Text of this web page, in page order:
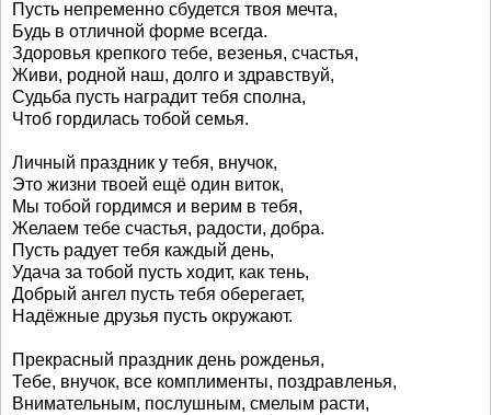
Пусть непременно сбудется твоя мечта,
Будь в отличной форме всегда.
Здоровья крепкого тебе, везенья, счастья,
Живи, родной наш, долго и здравствуй,
Судьба пусть наградит тебя сполна,
Чтоб гордилась тобой семья.
Личный праздник у тебя, внучок,
Это жизни твоей ещё один виток,
Мы тобой гордимся и верим в тебя,
Желаем тебе счастья, радости, добра.
Пусть радует тебя каждый день,
Удача за тобой пусть ходит, как тень,
Добрый ангел пусть тебя оберегает,
Надёжные друзья пусть окружают.
Прекрасный праздник день рожденья,
Тебе, внучок, все комплименты, поздравленья,
Внимательным, послушным, смелым расти,